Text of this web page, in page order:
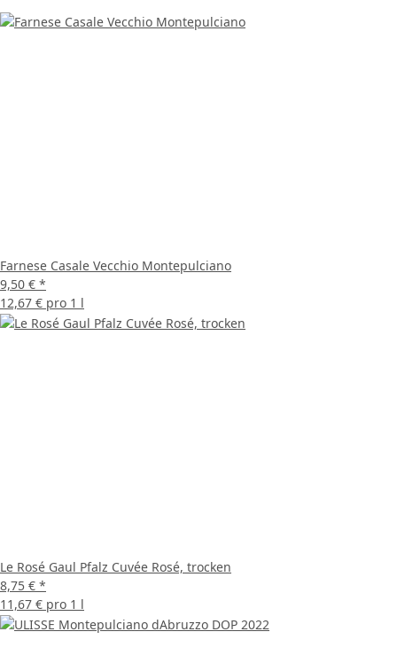
Farnese Casale Vecchio Montepulciano
9,50 € *
12,67 € pro 1 l
Le Rosé Gaul Pfalz Cuvée Rosé, trocken
8,75 € *
11,67 € pro 1 l